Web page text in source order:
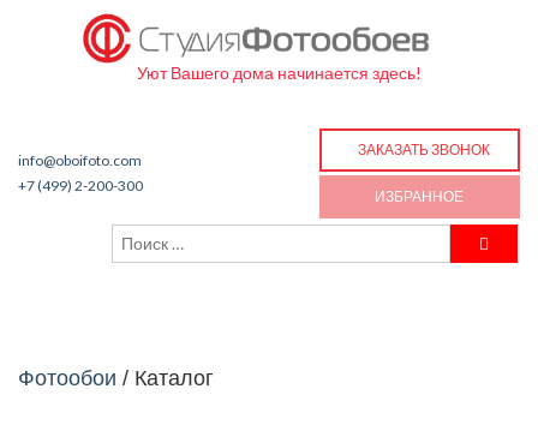
Уют Вашего дома начинается здесь!
info@oboifoto.com
+7 (499) 2-200-300
ЗАКАЗАТЬ ЗВОНОК
ИЗБРАННОЕ
Фотообои / Каталог